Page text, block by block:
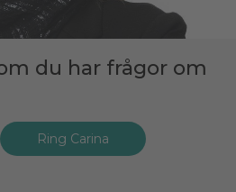
du har frågor om
Ring Carina